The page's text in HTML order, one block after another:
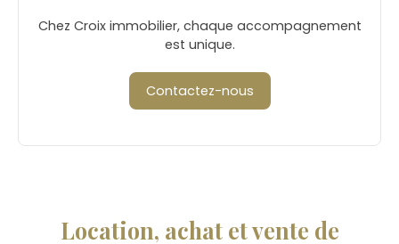
Chez Croix immobilier, chaque accompagnement
est unique.
Contactez-nous
Location, achat et vente de